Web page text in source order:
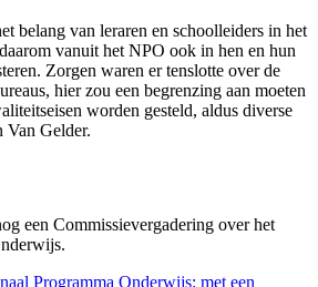
belang van leraren en schoolleiders in het
vanuit het NPO ook in hen en hun
Zorgen waren er tenslotte over de
hier zou een begrenzing aan moeten
worden gesteld, aldus diverse
Van Gelder.
een Commissievergadering over het
Programma Onderwijs: met een